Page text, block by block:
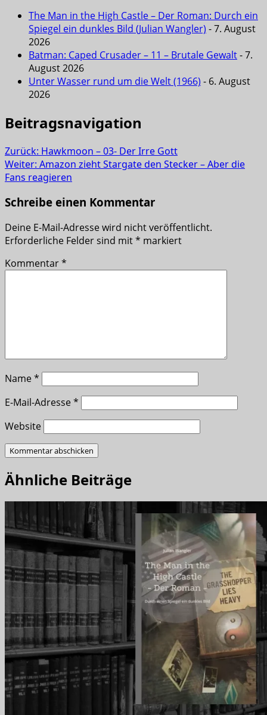
The Man in the High Castle – Der Roman: Durch ein
Spiegel ein dunkles Bild (Julian Wangler) - 7. August
2026
Batman: Caped Crusader – 11 – Brutale Gewalt- 7.
August 2026
Unter Wasser rund um die Welt (1966) - 6. August
2026
Beitragsnavigation
Zurück: Hawkmoon – 03- Der Irre Gott
Weiter: Amazon zieht Stargate den Stecker – Aber die
Fans reagieren
Schreibe einen Kommentar
Deine E-Mail-Adresse wird nicht veröffentlicht.
Erforderliche Felder sind mit* markiert
Kommentar*
Name*
E-Mail-Adresse*
Website
Ähnliche Beiträge